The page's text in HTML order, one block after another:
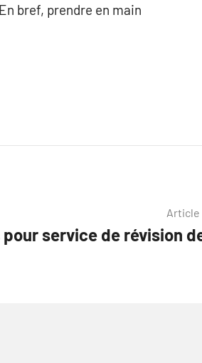
bref, prendre en main
Article
pour service de révision